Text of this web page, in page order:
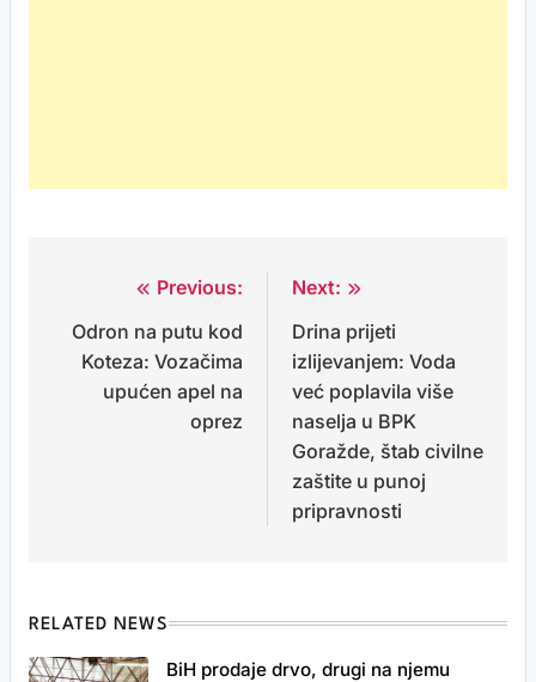
navigation
Previous:
Odron na putu kod
Koteza: Vozačima
upućen apel na
oprez
Next:
Drina prijeti
izlijevanjem: Voda
već poplavila više
naselja u BPK
Goražde, štab civilne
zaštite u punoj
pripravnosti
RELATED NEWS
BiH prodaje drvo, drugi na njemu